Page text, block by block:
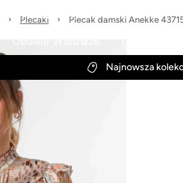
Najnowsza
Plecaki Plecak damski Anekke